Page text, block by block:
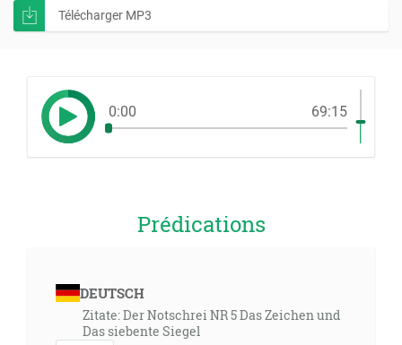
Télécharger MP3
0:00 69:15
Prédications
DEUTSCH
Zitate: Der Notschrei NR 5 Das Zeichen und
Das siebente Siegel